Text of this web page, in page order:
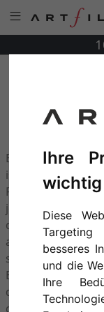
Ihre
wichtig
Diese
Targeting
besseres
und die
Ihre
Er war ein
ist unsterblich
Philosoph und
jedoch eng mit
dass er sich
seinem Genie
Bewunderung in
der
der